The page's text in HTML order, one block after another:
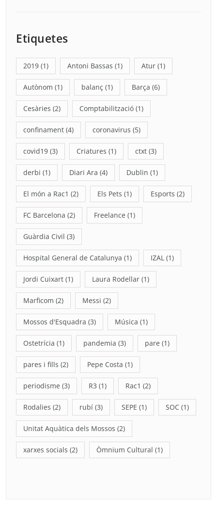
Etiquetes
2019 (1) Antoni Bassas (1) Atur (1)
Autònom (1) balanç (1) Barça (6)
Cesàries (2) Comptabilització (1)
confinament (4) coronavirus (5)
covid19 (3) Criatures (1) ctxt (3)
derbi (1) Diari Ara (4) Dublin (1)
El món a Rac1 (2) Els Pets (1) Esports (2)
FC Barcelona (2) Freelance (1)
Guàrdia Civil (3)
Hospital General de Catalunya (1) IZAL (1)
Jordi Cuixart (1) Laura Rodellar (1)
Marficom (2) Messi (2)
Mossos d'Esquadra (3) Música (1)
Ostetrícia (1) pandemia (3) pare (1)
pares i fills (2) Pepe Costa (1)
periodisme (3) R3 (1) Rac1 (2)
Rodalies (2) rubí (3) SEPE (1) SOC (1)
Unitat Aquàtica dels Mossos (2)
xarxes socials (2) Òmnium Cultural (1)